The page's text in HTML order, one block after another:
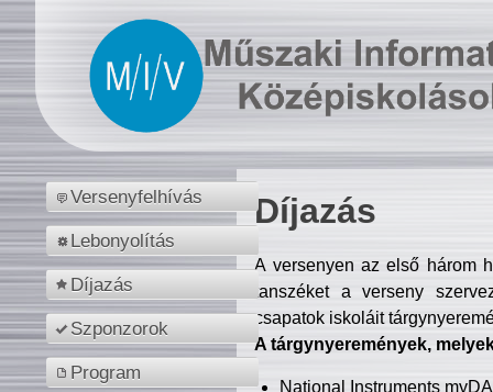
Versenyfelhívás
Lebonyolítás
Díjazás
Szponzorok
Program
Díjazás
A versenyen az első három
tanszéket a verseny
csapatok iskoláit
A tárgynyeremények,
National Instruments